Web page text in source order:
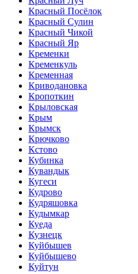
Красный Посёлок
Красный Сулин
Красный Чикой
Красный Яр
Кременки
Кременкуль
Кременная
Криводановка
Кропоткин
Крыловская
Крым
Крымск
Крючково
Кстово
Кубинка
Кувандык
Кугеси
Кудрово
Кудряшовка
Кудымкар
Куеда
Кузнецк
Куйбышев
Куйбышево
Куйтун